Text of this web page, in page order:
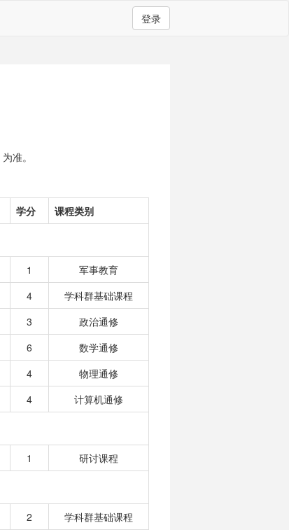
登录
为准。
学分 课程类别
1
军事教育
4
学科群基础课程
3
政治通修
6
数学通修
4
物理通修
4 计算机通修
1 研讨课程
2
学科群基础课程